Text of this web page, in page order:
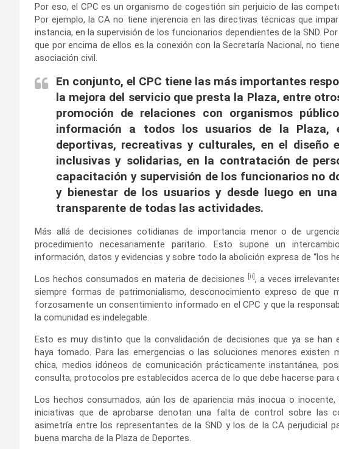
Por eso, el CPC es un organismo de cogestión sin perjuicio de las
Por ejemplo, la CA no tiene injerencia en las directivas técnicas que
instancia, en la supervisión de los funcionarios dependientes de la SND.
que por encima de ellos es la conexión con la Secretaría Nacional, no
asociación civil.
En conjunto, el CPC tiene las más importantes
la mejora del servicio que presta la Plaza, entre
promoción de relaciones con organismos
información a todos los usuarios de la Plaza,
deportivas, recreativas y culturales, en el diseño
inclusivas y solidarias, en la contratación de
capacitación y supervisión de los funcionarios no
y bienestar de los usuarios y desde luego en
transparente de todas las actividades.
Más allá de decisiones cotidianas de importancia menor o de
procedimiento necesariamente paritario. Esto supone un
información, datos y evidencias y sobre todo la abolición expresa de “los
Los hechos consumados en materia de decisiones
[ii], a veces
siempre formas de patrimonialismo, desconocimiento expreso de que
forzosamente un consentimiento informado en el CPC y que la
la comunidad es indelegable.
Esto es muy distinto que la convalidación de decisiones que ya se han
haya tomado. Para las emergencias o las soluciones menores existen
chica, medios idóneos de comunicación prácticamente instantánea,
consulta, protocolos pre establecidos acerca de lo que debe hacerse para
Los hechos consumados, aún los de apariencia más inocua o inocente,
iniciativas que de aprobarse denotan una falta de control sobre las
asimetría entre los representantes de la SND y los de la CA perjudicial
buena marcha de la Plaza de Deportes.